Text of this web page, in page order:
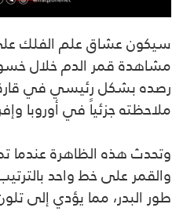
سيكون عشاق علم الفلك
مشاهدة قمر الدم خلال
رصده بشكل رئيسي في قارة
ملاحظته جزئياً في أوروبا
وتحدث هذه الظاهرة
والقمر على خط واحد
طور البدر، مما يؤدي إلى